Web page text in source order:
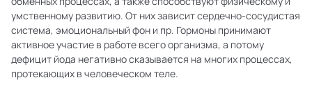
умственному развитию. От них зависит сердечно-сосудистая
система, эмоциональный фон и пр. Гормоны принимают
активное участие в работе всего организма, а потому
дефицит йода негативно сказывается на многих процессах,
протекающих в человеческом теле.